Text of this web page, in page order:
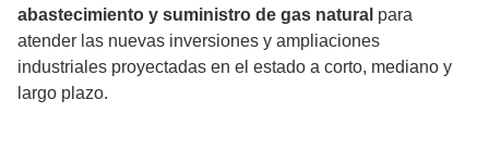
abastecimiento y suministro de gas natural para
atender las nuevas inversiones y ampliaciones
industriales proyectadas en el estado a corto, mediano y
largo plazo.